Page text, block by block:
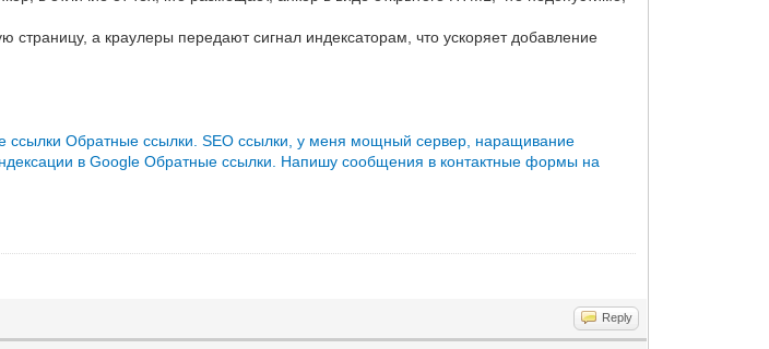
а краулеры передают сигнал индексаторам, что ускоряет добавление
ссылки Обратные ссылки. SEO ссылки, у меня мощный сервер, наращивание
в Google Обратные ссылки. Напишу сообщения в контактные формы на
Reply